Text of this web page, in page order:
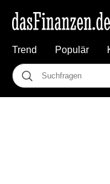
Trend Populär